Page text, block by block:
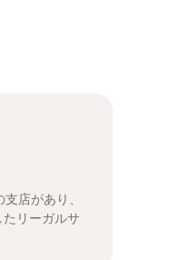
店があり、
リーガルサ